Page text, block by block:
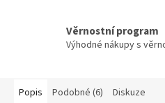
Věrnostní program
Výhodné nákupy s
Popis Podobné (6) Diskuze